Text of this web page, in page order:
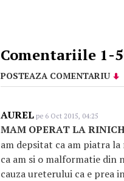
Comentariile 1-
POSTEAZA COMENTARIU
AUREL pe 6 Oct 2015, 04:25
MAM OPERAT LA
am depsitat ca am piatra
ca am si o malformatie din
cauza ureterului ca e prea